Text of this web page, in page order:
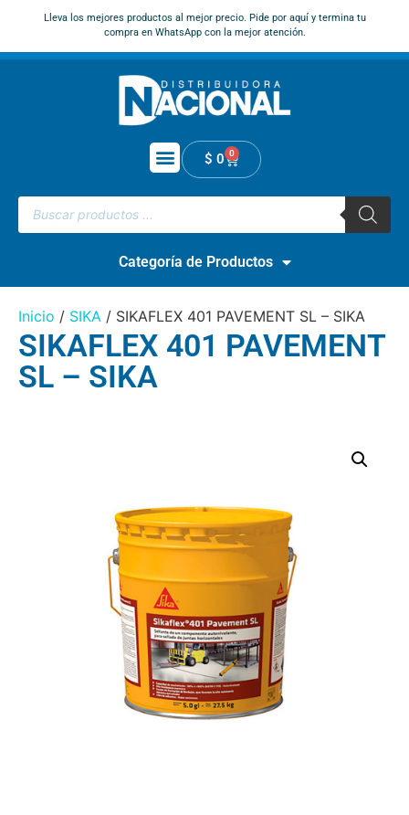
Lleva los mejores productos al mejor precio. Pide por aquí y termina tu
compra en WhatsApp con la mejor atención.
$ 0 0
Categoría de Productos
Inicio / SIKA / SIKAFLEX 401 PAVEMENT SL – SIKA
SIKAFLEX 401 PAVEMENT
SL – SIKA